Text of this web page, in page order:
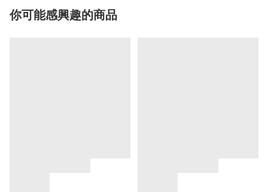
你可能感興趣的商品